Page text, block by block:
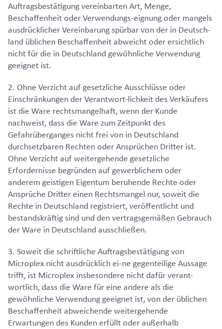
Auftragsbestätigung vereinbarten Art, Menge,
Beschaffenheit oder Verwendungs-eignung oder mangels
ausdrücklicher Vereinbarung spürbar von der in Deutsch-
land üblichen Beschaffenheit abweicht oder ersichtlich
nicht für die in Deutschland gewöhnliche Verwendung
geeignet ist.
2. Ohne Verzicht auf gesetzliche Ausschlüsse oder
Einschränkungen der Verantwort-lichkeit des Verkäufers
ist die Ware rechtsmangelhaft, wenn der Kunde
nachweist, dass die Ware zum Zeitpunkt des
Gefahrüberganges nicht frei von in Deutschland
durchsetzbaren Rechten oder Ansprüchen Dritter ist.
Ohne Verzicht auf weitergehende gesetzliche
Erfordernisse begründen auf gewerblichem oder
anderem geistigen Eigentum beruhende Rechte oder
Ansprüche Dritter einen Rechtsmangel nur, soweit die
Rechte in Deutschland registriert, veröffentlicht und
bestandskräftig sind und den vertragsgemäßen Gebrauch
der Ware in Deutschland ausschließen.
3. Soweit die schriftliche Auftragsbestätigung von
Microplex nicht ausdrücklich ei-ne gegenteilige Aussage
trifft, ist Microplex insbesondere nicht dafür verant-
wortlich, dass die Ware für eine andere als die
gewöhnliche Verwendung geeignet ist, von der üblichen
Beschaffenheit abweichende weitergehende
Erwartungen des Kunden erfüllt oder außerhalb